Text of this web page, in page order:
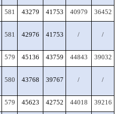
581 43279 41753 40979 36452
581 42976 41753 / /
579 45136 43759 44843 39032
580 43768 39767 / /
579 45623 42752 44018 39216